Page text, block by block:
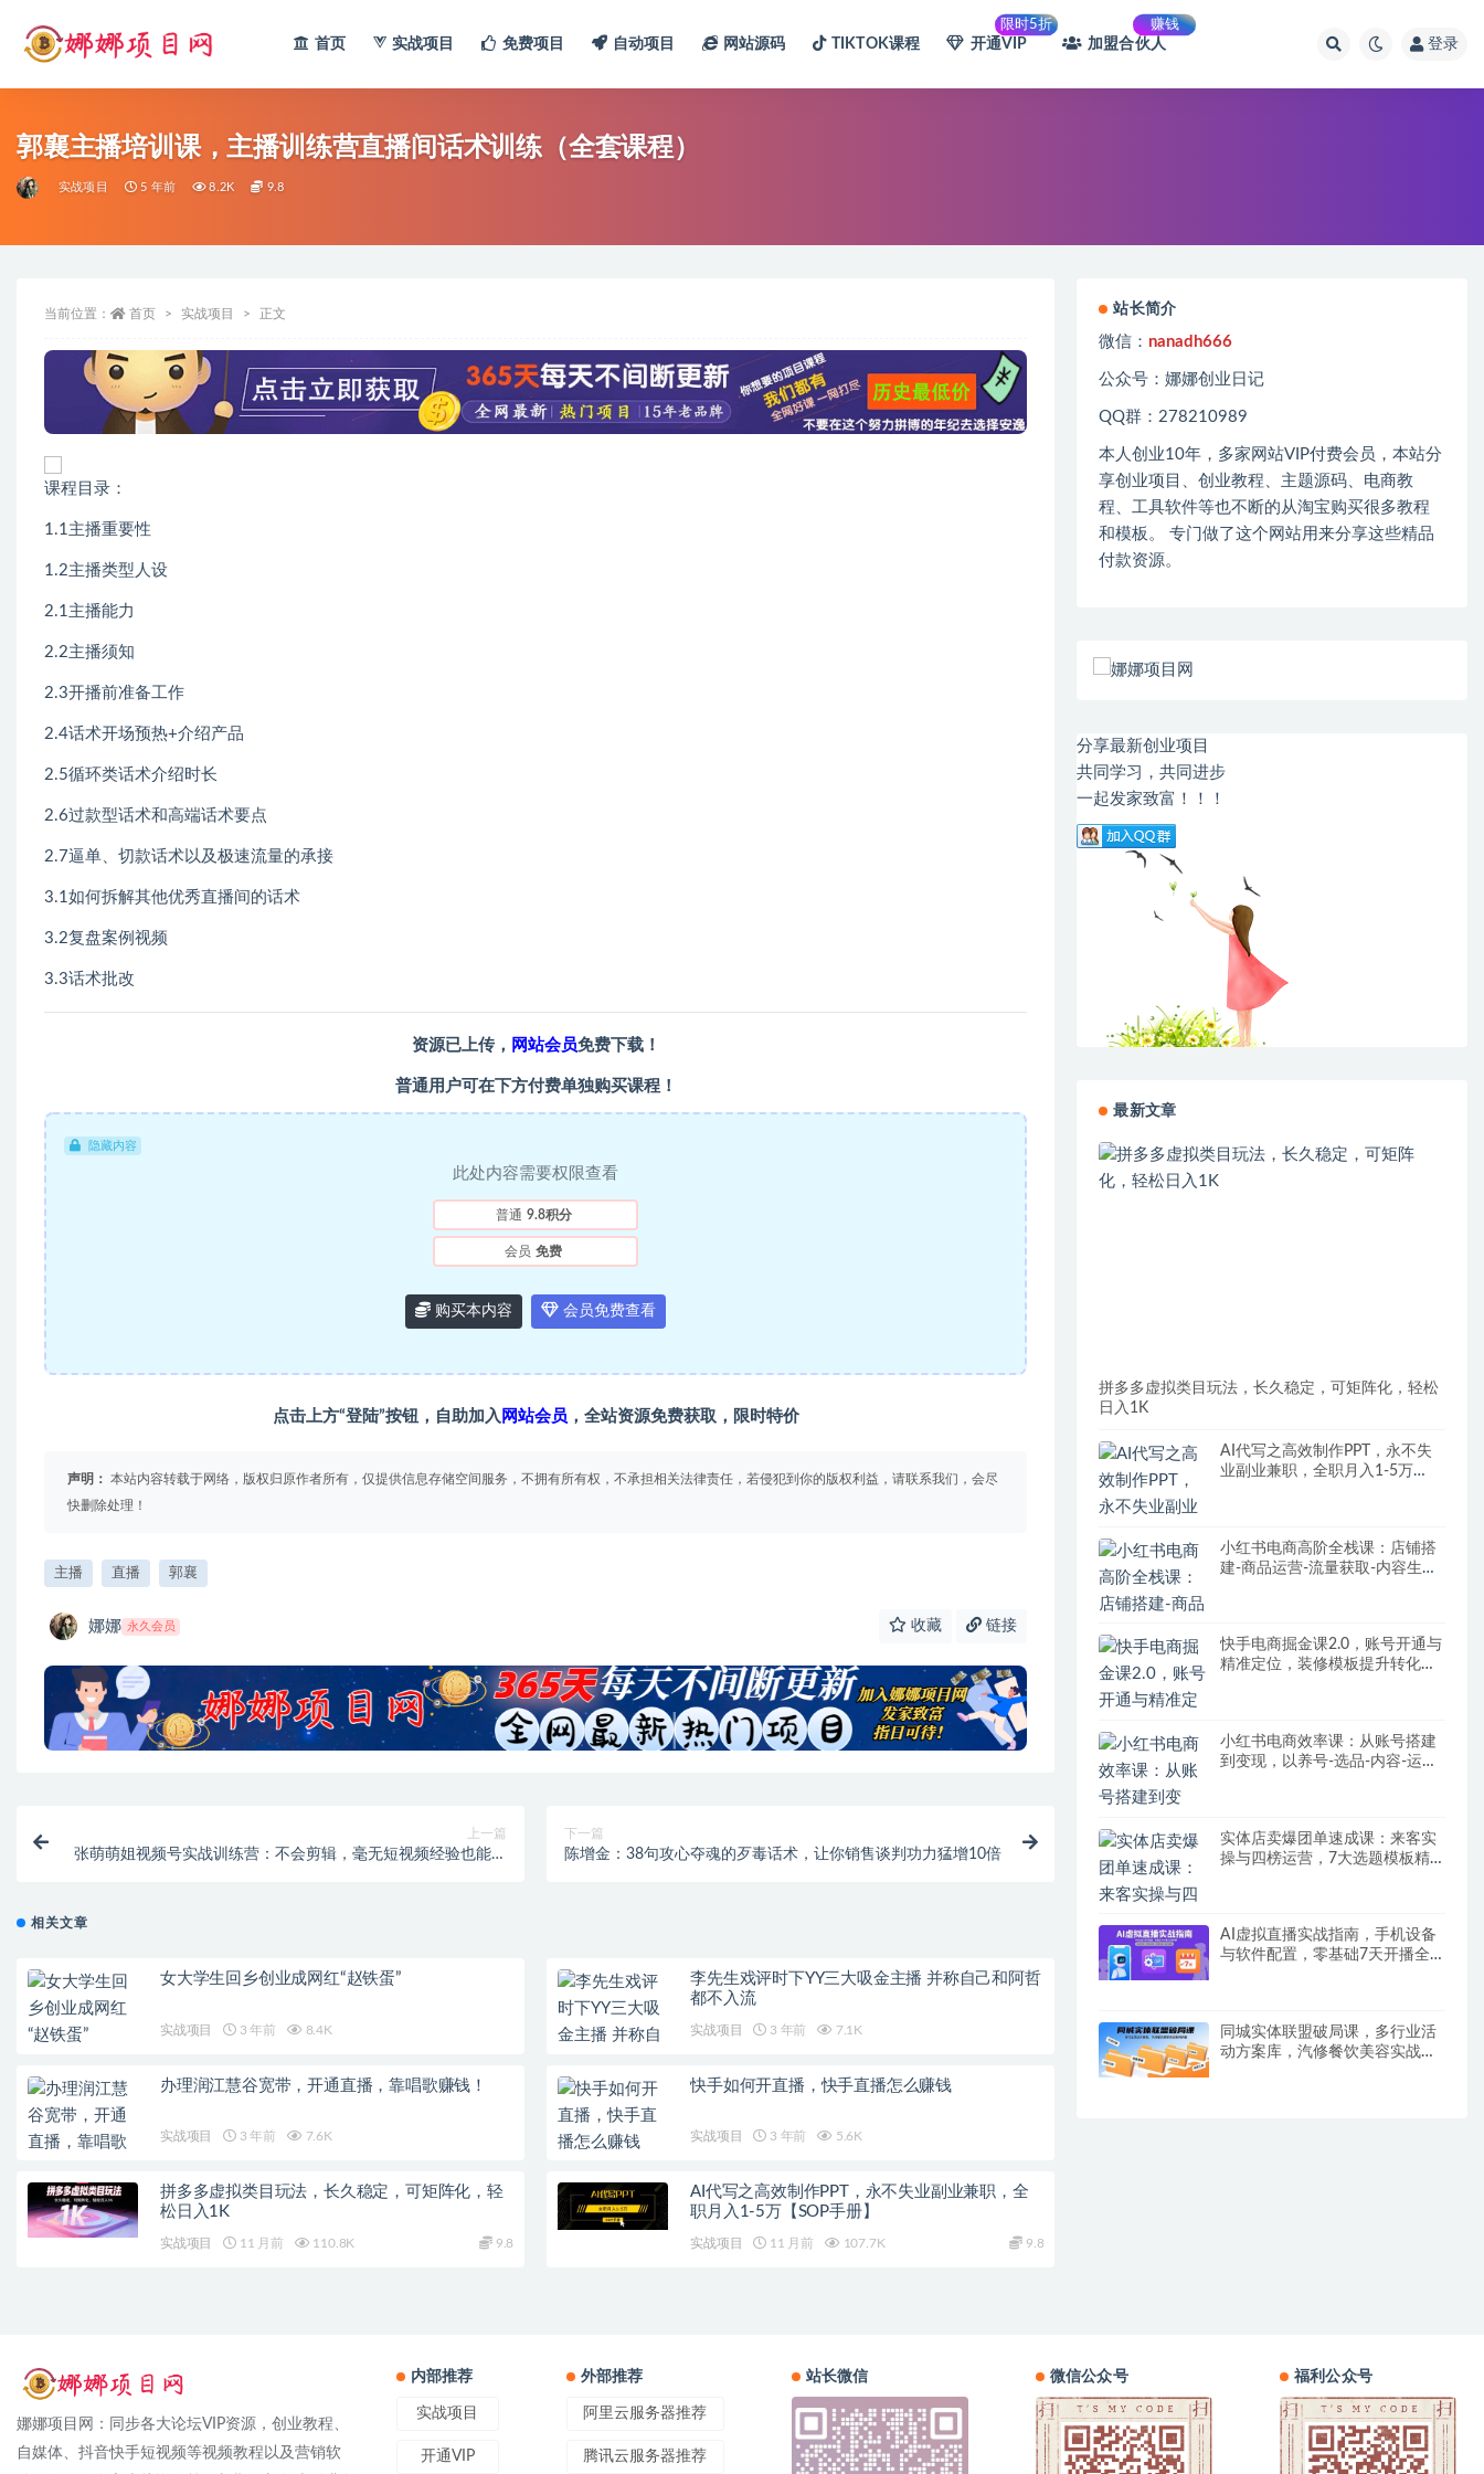
首页 实战项目 免费项目 自动项目 网站源码 TIKTOK课程 开通VIP
限时5折
加盟合伙人
赚钱
登录
郭襄主播培训课，主播训练营直播间话术训练（全套课程）
实战项目 5 年前 8.2K 9.8
当前位置： 首页 实战项目 正文
课程目录：
1.1主播重要性
1.2主播类型人设
2.1主播能力
2.2主播须知
2.3开播前准备工作
2.4话术开场预热+介绍产品
2.5循环类话术介绍时长
2.6过款型话术和高端话术要点
2.7逼单、切款话术以及极速流量的承接
3.1如何拆解其他优秀直播间的话术
3.2复盘案例视频
3.3话术批改
资源已上传， 网站会员免费下载！
普通用户可在下方付费单独购买课程！
隐藏内容
此处内容需要权限查看
普通 9.8积分
会员 免费
购买本内容 会员免费查看
点击上方“登陆”按钮，自助加入 网站会员 ，全站资源免费获取，限时特价
声明： 本站内容转载于网络，版权归原作者所有，仅提供信息存储空间服务，不拥有所有权，不承担相关法律责任，若侵犯到你的版权利益，请联系我们，会尽
快删除处理！
主播 直播 郭襄
娜娜 永久会员 收藏 链接
上一篇
张萌萌姐视频号实战训练营：不会剪辑，毫无短视频经验也能快
下一篇
陈增金：38句攻心夺魂的歹毒话术，让你销售谈判功力猛增10倍
相关文章
女大学生回乡创业成网红“赵铁蛋”
实战项目 3 年前 8.4K
李先生戏评时下YY三大吸金主播 并称自己和阿哲
都不入流
实战项目 3 年前 7.1K
办理润江慧谷宽带，开通直播，靠唱歌赚钱！
实战项目 3 年前 7.6K
快手如何开直播，快手直播怎么赚钱
实战项目 3 年前 5.6K
拼多多虚拟类目玩法，长久稳定，可矩阵化，轻
松日入1K
实战项目 11 月前 110.8K 9.8
AI代写之高效制作PPT，永不失业副业兼职，全
职月入1-5万【SOP手册】
实战项目 11 月前 107.7K 9.8
站长简介
微信： nanadh666
公众号：娜娜创业日记
QQ群：278210989
本人创业10年，多家网站VIP付费会员，本站分
享创业项目、创业教程、主题源码、电商教
程、工具软件等也不断的从淘宝购买很多教程
和模板。 专门做了这个网站用来分享这些精品
付款资源。
分享最新创业项目
共同学习，共同进步
一起发家致富！！！
最新文章
拼多多虚拟类目玩法，长久稳定，可矩阵化，轻松
日入1K
AI代写之高效制作PPT，永不失
业副业兼职，全职月入1-5万
小红书电商高阶全栈课：店铺搭
建-商品运营-流量获取-内容生产-
快手电商掘金课2.0，账号开通与
精准定位，装修模板提升转化率
小红书电商效率课：从账号搭建
到变现，以养号-选品-内容-运营
实体店卖爆团单速成课：来客实
操与四榜运营，7大选题模板精
AI虚拟直播实战指南，手机设备
与软件配置，零基础7天开播全
同城实体联盟破局课，多行业活
动方案库，汽修餐饮美容实战案
娜娜项目网：同步各大论坛VIP资源，创业教程、
自媒体、抖音快手短视频等视频教程以及营销软
内部推荐
实战项目
开通VIP
外部推荐
阿里云服务器推荐
腾讯云服务器推荐
站长微信 微信公众号 福利公众号